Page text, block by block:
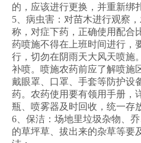
的，应该进行更换，并重新绑
5、病虫害：对苗木进行观察
称，对症下药，正确使用配合
药喷施不得在上班时间进行，
行，切勿在阴雨天大风天喷施
补喷。喷施农药前应了解喷施
戴眼罩、口罩、手套等防护设
药。农药使用要有领用手册，
瓶、喷雾器及时回收，统一存
6、保洁：场地里垃圾杂物、
的草坪草、拔出来的杂草等要